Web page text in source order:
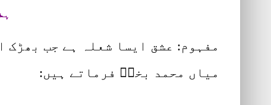
مفہوم: عشق ایسا شعلہ ہے جب بھڑک
میاں محمد بخشؒ فرماتے ہیں: